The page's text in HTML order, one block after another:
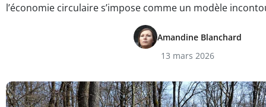
l’économie circulaire s’impose comme un modèle
Amandine Blanchard
13 mars 2026